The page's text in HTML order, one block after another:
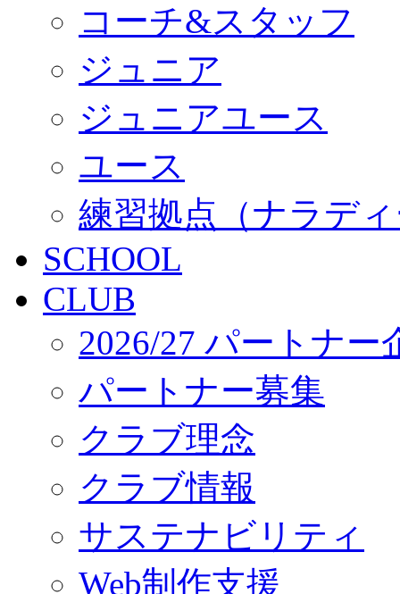
コーチ&スタッフ
ジュニア
ジュニアユース
ユース
練習拠点（ナラデ
SCHOOL
CLUB
2026/27 パートナー
パートナー募集
クラブ理念
クラブ情報
サステナビリティ
Web制作支援